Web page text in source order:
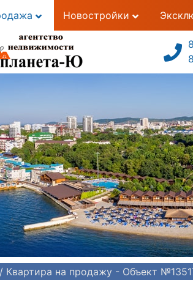
Новостройки
/ Квартира на продажу - Объект